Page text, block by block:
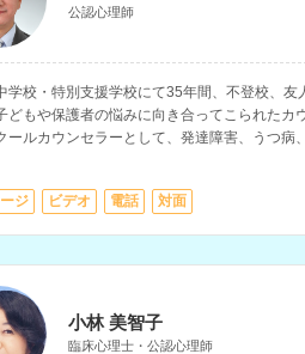
公認心理師
学校・特別支援学校にて35年間、不登校、友
どもや保護者の悩みに向き合ってこられたカ
ールカウンセラーとして、発達障害、うつ病
関係不安、摂食障害、ゲーム依存等の相談に
ジ ビデオ 電話 対面
小林 美智子
臨床心理士・公認心理師